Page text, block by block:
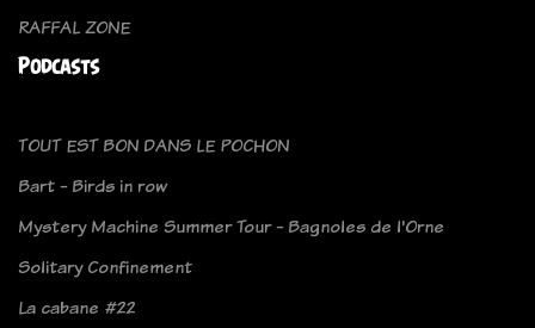
RAFFAL ZONE
Podcasts
TOUT EST BON DANS LE POCHON
Bart - Birds in row
Mystery Machine Summer Tour - Bagnoles de l'Orne
Solitary Confinement
La cabane #22